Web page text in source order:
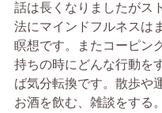
話は長くなりましたがス
法にマインドフルネスは
瞑想です。またコーピン
持ちの時にどんな行動を
ば気分転換です。散歩や
お酒を飲む、雑談をする